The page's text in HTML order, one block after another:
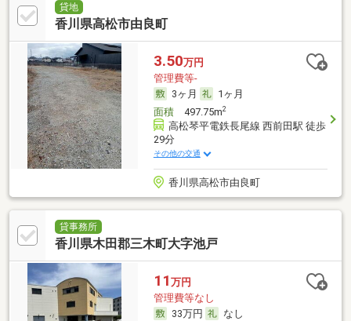
貸地
香川県高松市由良町
3.50万円
管理費等-
3ヶ月
1ヶ月
面積497.75m2
高松琴平電鉄長尾線 西前田駅 徒歩
29分
その他の交通
香川県高松市由良町
貸事務所
香川県木田郡三木町大字池戸
11 万円
管理費等なし
33万円
なし